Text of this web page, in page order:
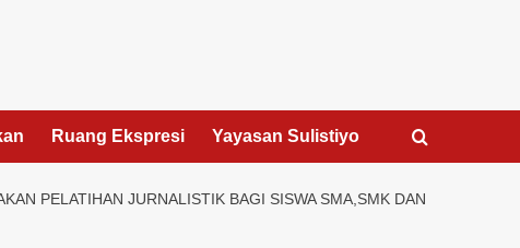
Ruang Ekspresi Yayasan Sulistiyo
PELATIHAN JURNALISTIK BAGI SISWA SMA,SMK DAN